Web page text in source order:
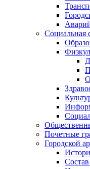
Социальная
Почетные
Городской